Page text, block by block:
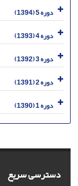
دوره 5 (1394)
دوره 4 (1393)
دوره 3 (1392)
دوره 2 (1391)
دوره 1 (1390)
دسترسی سریع